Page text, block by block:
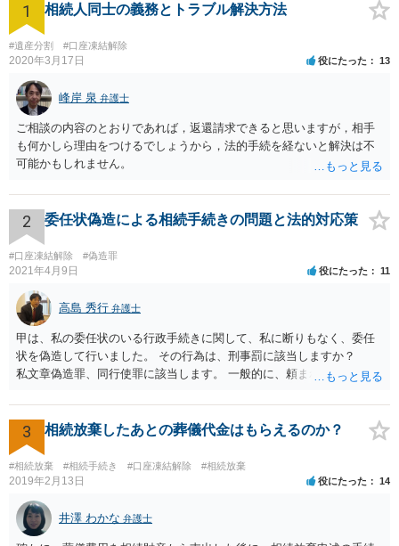
1 相続人同士の義務とトラブル解決方法
#遺産分割 #口座凍結解除
2020年3月17日 役にたった 13
峰岸 泉 弁護士
ご相談の内容のとおりであれば，返還請求できると思いますが，相手
も何かしら理由をつけるでしょうから，法的手続を経ないと解決は不
可能かもしれません。
2 委任状偽造による相続手続きの問題と法的対応策
#口座凍結解除 #偽造罪
2021年4月9日 役にたった 11
高島 秀行 弁護士
甲は、私の委任状のいる行政手続きに関して、私に断りもなく、委任
状を偽造して行いました。 その行為は、刑事罰に該当しますか？
私文章偽造罪、同行使罪に該当します。 一般的に、頼まれた（委任さ
か？ 委任状を偽造して使用することはまでは依頼の範囲ではない
ので できないと思います。
3 相続放棄したあとの葬儀代金はもらえるのか？
#相続放棄 #相続手続き #口座凍結解除 #相続放棄
2019年2月13日 役にたった 14
井澤 わかな 弁護士